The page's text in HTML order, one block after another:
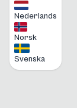
Nederlands
Norsk
Svenska